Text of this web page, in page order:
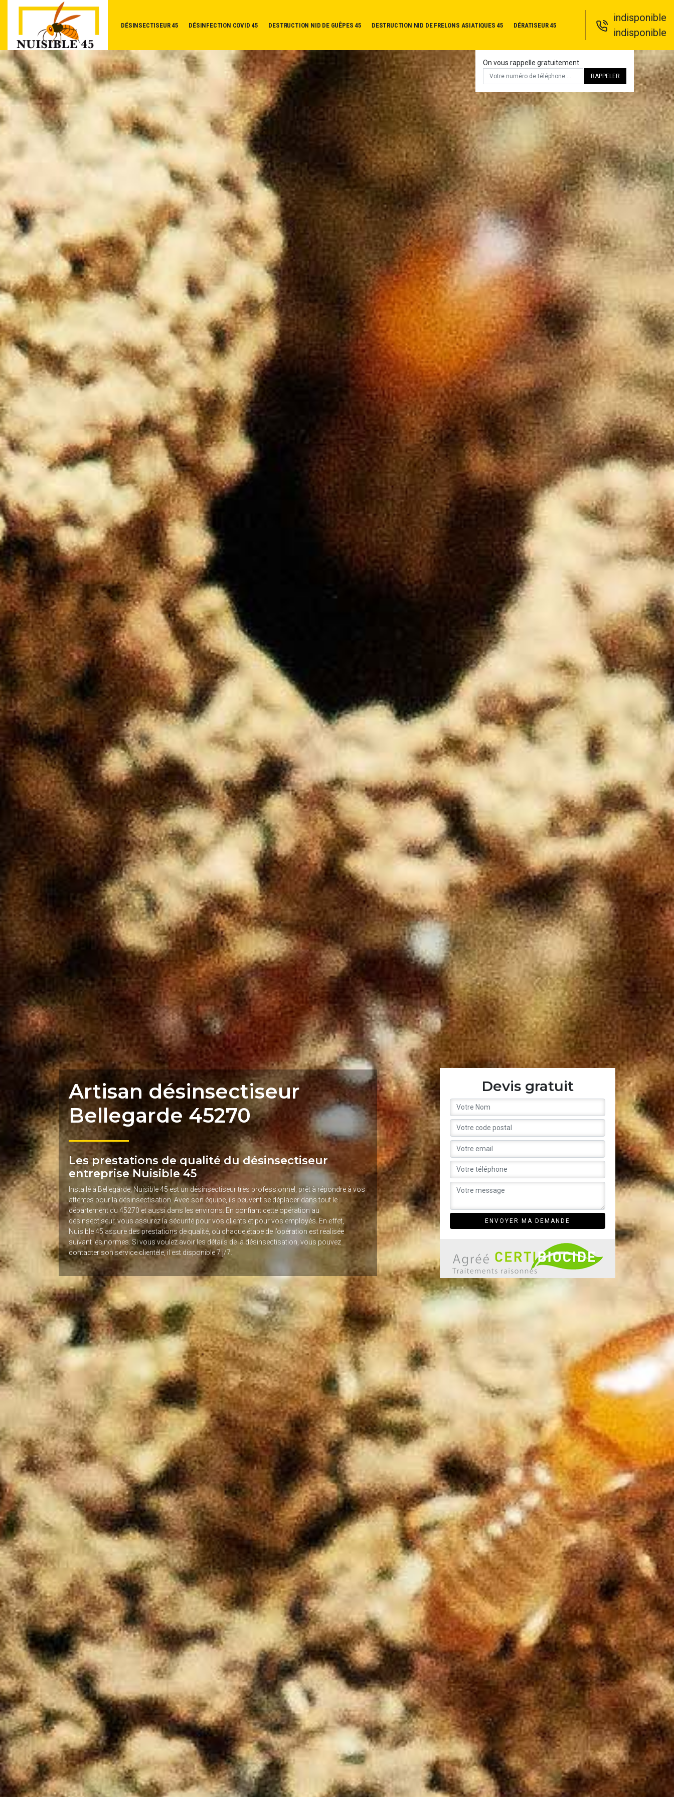
DÉSINSECTISEUR 45 DÉSINFECTION COVID 45 DESTRUCTION NID DE GUÊPES 45 DESTRUCTION NID DE FRELONS ASIATIQUES 45 DÉRATISEUR 45
indisponible
indisponible
On vous rappelle gratuitement
Artisan désinsectiseur
Bellegarde 45270
Les prestations de qualité du désinsectiseur
entreprise Nuisible 45
Installé à Bellegarde, Nuisible 45 est un désinsectiseur très professionnel, prêt à répondre à vos
attentes pour la désinsectisation. Avec son équipe, ils peuvent se déplacer dans tout le
département du 45270 et aussi dans les environs. En confiant cette opération au
désinsectiseur, vous assurez la sécurité pour vos clients et pour vos employés. En effet,
Nuisible 45 assure des prestations de qualité, où chaque étape de l’opération est réalisée
suivant les normes. Si vous voulez avoir les détails de la désinsectisation, vous pouvez
contacter son service clientèle, il est disponible 7 j/7.
Devis gratuit